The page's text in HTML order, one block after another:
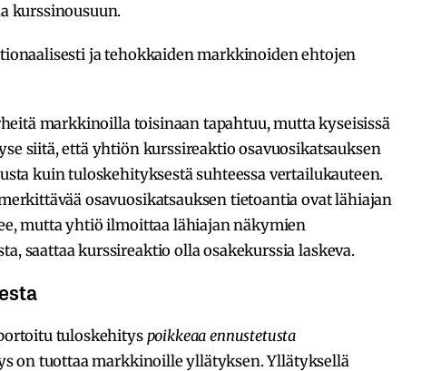
kurssinousuun.
ja tehokkaiden markkinoiden ehtojen
markkinoilla toisinaan tapahtuu, mutta kyseisissä
siitä, että yhtiön kurssireaktio osavuosikatsauksen
kuin tuloskehityksestä suhteessa vertailukauteen.
osavuosikatsauksen tietoantia ovat lähiajan
mutta yhtiö ilmoittaa lähiajan näkymien
saattaa kurssireaktio olla osakekurssia laskeva.
tuloskehitys poikkeaa ennustetusta
on tuottaa markkinoille yllätyksen. Yllätyksellä